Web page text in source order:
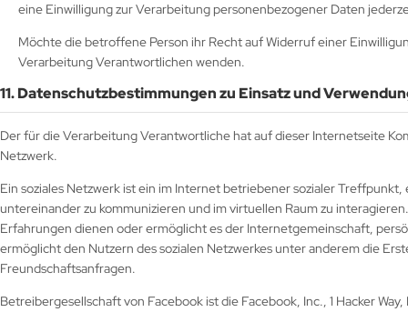
eine Einwilligung zur Verarbeitung personenbezogener Daten
Möchte die betroffene Person ihr Recht auf Widerruf einer
Verarbeitung Verantwortlichen wenden.
11. Datenschutzbestimmungen zu Einsatz und
Der für die Verarbeitung Verantwortliche hat auf dieser Internetseite
Netzwerk.
Ein soziales Netzwerk ist ein im Internet betriebener sozialer
untereinander zu kommunizieren und im virtuellen Raum zu
Erfahrungen dienen oder ermöglicht es der Internetgemeinschaft,
ermöglicht den Nutzern des sozialen Netzwerkes unter anderem die
Freundschaftsanfragen.
Betreibergesellschaft von Facebook ist die Facebook, Inc., 1 Hacker